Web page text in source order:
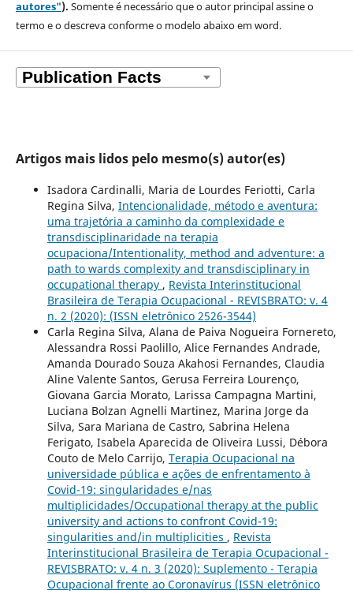
autores"). Somente é necessário que o autor principal assine o
termo e o descrevaconforme o modelo abaixo em word.
Artigos mais lidos pelo mesmo(s) autor(es)
Isadora Cardinalli, Maria de Lourdes Feriotti, Carla
Regina Silva, Intencionalidade, método e aventura:
uma trajetória a caminho da complexidade e
transdisciplinaridade na terapia
ocupaciona/Intentionality, method and adventure: a
path to wards complexity and transdisciplinary in
occupational therapy , Revista Interinstitucional
Brasileira de Terapia Ocupacional - REVISBRATO: v. 4
n. 2 (2020): (ISSN eletrônico 2526-3544)
Carla Regina Silva, Alana de Paiva Nogueira Fornereto,
Alessandra Rossi Paolillo, Alice Fernandes Andrade,
Amanda Dourado Souza Akahosi Fernandes, Claudia
Aline Valente Santos, Gerusa Ferreira Lourenço,
Giovana Garcia Morato, Larissa Campagna Martini,
Luciana Bolzan Agnelli Martinez, Marina Jorge da
Silva, Sara Mariana de Castro, Sabrina Helena
Ferigato, Isabela Aparecida de Oliveira Lussi, Débora
Couto de Melo Carrijo, Terapia Ocupacional na
universidade pública e ações de enfrentamento à
Covid-19: singularidades e/nas
multiplicidades/Occupational therapy at the public
university and actions to confront Covid-19:
singularities and/in multiplicities , Revista
Interinstitucional Brasileira de Terapia Ocupacional -
REVISBRATO: v. 4 n. 3 (2020): Suplemento - Terapia
Ocupacional frente ao Coronavírus (ISSN eletrônico